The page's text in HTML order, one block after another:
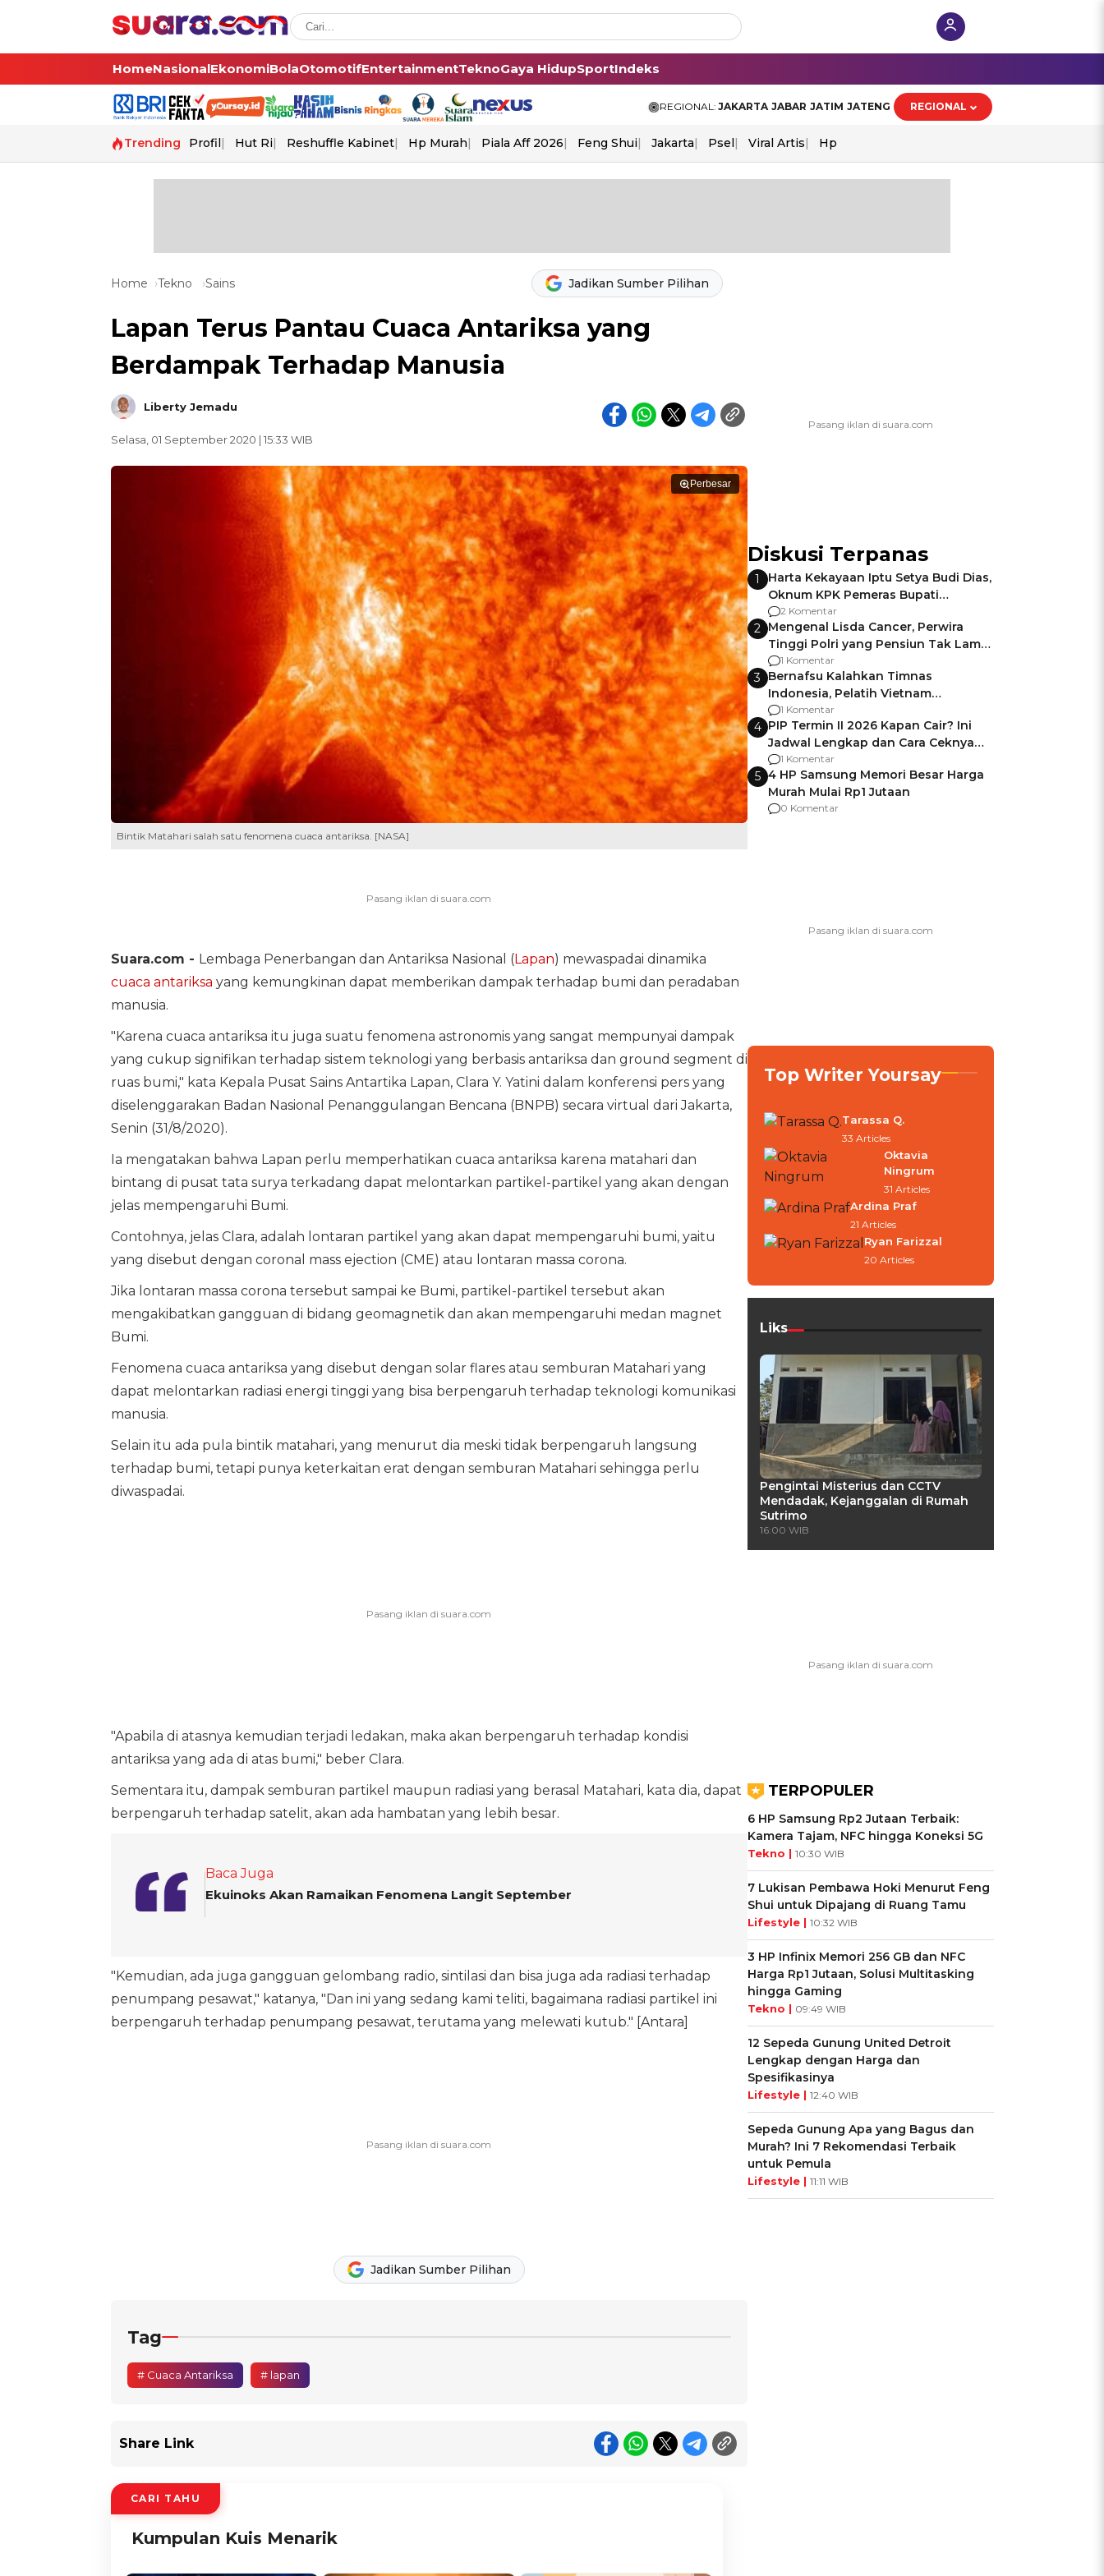
HomeNasionalEkonomiBolaOtomotifEntertainmentTeknoGaya HidupSportIndeks
REGIONAL: JAKARTA JABAR JATIM JATENG REGIONAL
Trending Profil Hut Ri Reshuffle Kabinet Hp Murah Piala Aff 2026 Feng Shui Jakarta Psel Viral Artis Hp
Home Tekno Sains Jadikan Sumber Pilihan
Lapan Terus Pantau Cuaca Antariksa yang
Berdampak Terhadap Manusia
Liberty Jemadu
Selasa, 01 September 2020 | 15:33 WIB
Perbesar
Bintik Matahari salah satu fenomena cuaca antariksa. [NASA]
Suara.com - Lembaga Penerbangan dan Antariksa Nasional (Lapan) mewaspadai dinamika
cuaca antariksa yang kemungkinan dapat memberikan dampak terhadap bumi dan peradaban
manusia.
"Karena cuaca antariksa itu juga suatu fenomena astronomis yang sangat mempunyai dampak
yang cukup signifikan terhadap sistem teknologi yang berbasis antariksa dan ground segment di
ruas bumi," kata Kepala Pusat Sains Antartika Lapan, Clara Y. Yatini dalam konferensi pers yang
diselenggarakan Badan Nasional Penanggulangan Bencana (BNPB) secara virtual dari Jakarta,
Senin (31/8/2020).
Ia mengatakan bahwa Lapan perlu memperhatikan cuaca antariksa karena matahari dan
bintang di pusat tata surya terkadang dapat melontarkan partikel-partikel yang akan dengan
jelas mempengaruhi Bumi.
Contohnya, jelas Clara, adalah lontaran partikel yang akan dapat mempengaruhi bumi, yaitu
yang disebut dengan coronal mass ejection (CME) atau lontaran massa corona.
Jika lontaran massa corona tersebut sampai ke Bumi, partikel-partikel tersebut akan
mengakibatkan gangguan di bidang geomagnetik dan akan mempengaruhi medan magnet
Bumi.
Fenomena cuaca antariksa yang disebut dengan solar flares atau semburan Matahari yang
dapat melontarkan radiasi energi tinggi yang bisa berpengaruh terhadap teknologi komunikasi
manusia.
Selain itu ada pula bintik matahari, yang menurut dia meski tidak berpengaruh langsung
terhadap bumi, tetapi punya keterkaitan erat dengan semburan Matahari sehingga perlu
diwaspadai.
"Apabila di atasnya kemudian terjadi ledakan, maka akan berpengaruh terhadap kondisi
antariksa yang ada di atas bumi," beber Clara.
Sementara itu, dampak semburan partikel maupun radiasi yang berasal Matahari, kata dia, dapat
berpengaruh terhadap satelit, akan ada hambatan yang lebih besar.
Baca Juga
Ekuinoks Akan Ramaikan Fenomena Langit September
"Kemudian, ada juga gangguan gelombang radio, sintilasi dan bisa juga ada radiasi terhadap
penumpang pesawat," katanya, "Dan ini yang sedang kami teliti, bagaimana radiasi partikel ini
berpengaruh terhadap penumpang pesawat, terutama yang melewati kutub." [Antara]
Jadikan Sumber Pilihan
Tag
# Cuaca Antariksa # lapan
Share Link
CARI TAHU
Kumpulan Kuis Menarik
Diskusi Terpanas
1
Harta Kekayaan Iptu Setya Budi Dias,
Oknum KPK Pemeras Bupati
Pemalang
2 Komentar
2 Mengenal Lisda Cancer, Perwira
Tinggi Polri yang Pensiun Tak Lama
Usai Jadi Brigjen
1 Komentar
3 Bernafsu Kalahkan Timnas
Indonesia, Pelatih Vietnam
Berencana Pakai Jimat di Pakansari
1 Komentar
4 PIP Termin II 2026 Kapan Cair? Ini
Jadwal Lengkap dan Cara Ceknya
agar Dana Tidak Hangus!
1 Komentar
5 4 HP Samsung Memori Besar Harga
Murah Mulai Rp1 Jutaan
0 Komentar
Top Writer Yoursay
Tarassa Q.
33 Articles
Oktavia
Ningrum
31 Articles
Ardina Praf
21 Articles
Ryan Farizzal
20 Articles
Liks
Pengintai Misterius dan CCTV
Mendadak, Kejanggalan di Rumah
Sutrimo
16:00 WIB
TERPOPULER
6 HP Samsung Rp2 Jutaan Terbaik:
Kamera Tajam, NFC hingga Koneksi 5G
Tekno | 10:30 WIB
7 Lukisan Pembawa Hoki Menurut Feng
Shui untuk Dipajang di Ruang Tamu
Lifestyle | 10:32 WIB
3 HP Infinix Memori 256 GB dan NFC
Harga Rp1 Jutaan, Solusi Multitasking
hingga Gaming
Tekno | 09:49 WIB
12 Sepeda Gunung United Detroit
Lengkap dengan Harga dan
Spesifikasinya
Lifestyle | 12:40 WIB
Sepeda Gunung Apa yang Bagus dan
Murah? Ini 7 Rekomendasi Terbaik
untuk Pemula
Lifestyle | 11:11 WIB